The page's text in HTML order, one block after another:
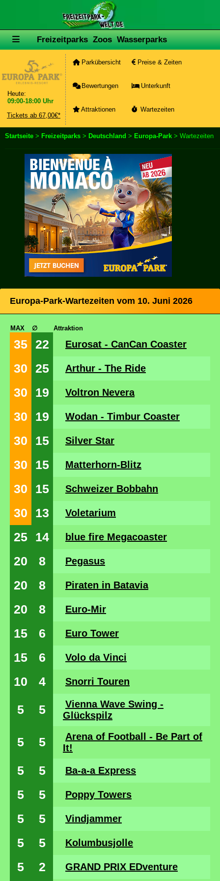
Freizeitparks Zoos Wasserparks
Heute:
09:00-18:00 Uhr
Tickets ab 67,00€*
Parkübersicht Preise & Zeiten
Bewertungen Unterkunft
Attraktionen Wartezeiten
Startseite > Freizeitparks > Deutschland > Europa-Park > Wartezeiten
Europa-Park-Wartezeiten vom 10. Juni 2026
MAX ∅ Attraktion
35 22 Eurosat - CanCan Coaster
30 25 Arthur - The Ride
30 19 Voltron Nevera
30 19 Wodan - Timbur Coaster
30 15 Silver Star
30 15 Matterhorn-Blitz
30 15 Schweizer Bobbahn
30 13 Voletarium
25 14 blue fire Megacoaster
20 8 Pegasus
20 8 Piraten in Batavia
20 8 Euro-Mir
15 6 Euro Tower
15 6 Volo da Vinci
10 4 Snorri Touren
5 5
Vienna Wave Swing -
Glückspilz
5 5
Arena of Football - Be Part of
It!
5 5 Ba-a-a Express
5 5 Poppy Towers
5 5 Vindjammer
5 5 Kolumbusjolle
5 2 GRAND PRIX EDventure